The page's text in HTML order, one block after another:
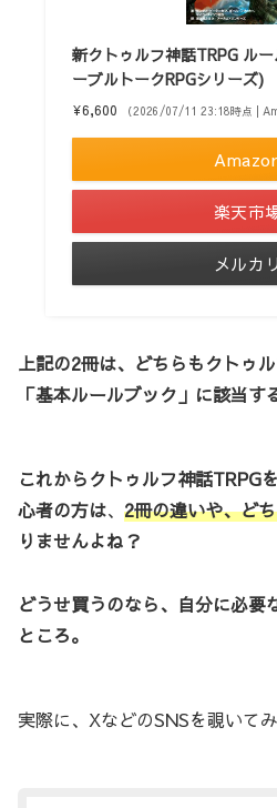
新クトゥルフ神話TRPG ル
ーブルトークRPGシリーズ)
¥6,600 （2026/07/11 23:18時点 |
楽天市
メルカリ
上記の2冊は、どちらもクトゥ
「基本ルールブック」に該当す
これからクトゥルフ神話TRPG
心者の方は、 2冊の違いや、ど
りませんよね？
どうせ買うのなら、自分に必要
ところ。
実際に、XなどのSNSを覗いて